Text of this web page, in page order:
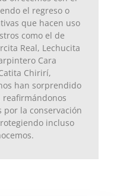
el regreso o
que hacen uso
como el de
Real, Lechucita
Cara
Chirirí,
han sorprendido
reafirmándonos
por la conservación
incluso